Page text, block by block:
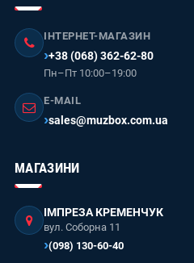
ІНТЕРНЕТ-МАГАЗИН
+38 (068) 362-62-80
Пн–Пт 10:00–19:00
E-MAIL
sales@muzbox.com.ua
МАГАЗИНИ
ІМПРЕЗА КРЕМЕНЧУК
вул. Соборна 11
(098) 130-60-40